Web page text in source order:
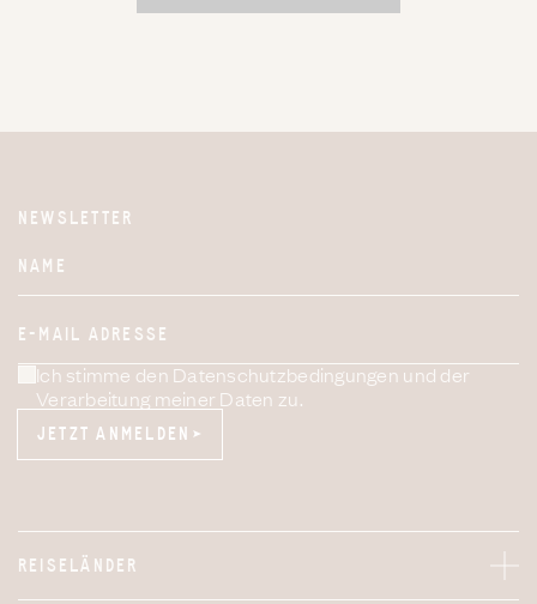
NEWSLETTER
NAME
E-MAIL ADRESSE
Ich stimme den Datenschutzbedingungen und der
Verarbeitung meiner Daten zu.
JETZT ANMELDEN
JETZT ANMELDEN
REISELÄNDER